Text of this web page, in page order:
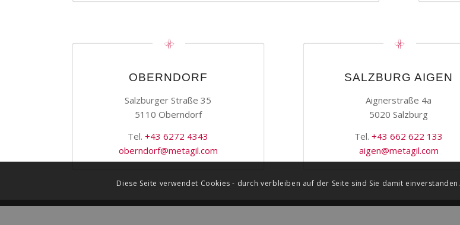
OBERNDORF
Salzburger Straße 35
5110 Oberndorf
Tel.+43 6272 4343
oberndorf@metagil.com
SALZBURG AIGEN
Aignerstraße 4a
5020 Salzburg
Tel.+43 662 622 133
aigen@metagil.com
Diese Seite verwendet Cookies - durch verbleiben auf der Seite sind Sie damit einverstanden.